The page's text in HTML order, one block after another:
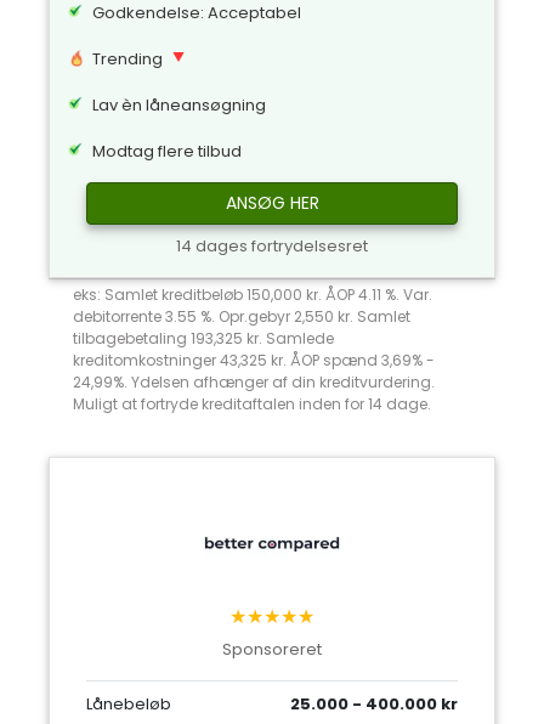
Godkendelse: Acceptabel
Trending
Lav èn låneansøgning
Modtag flere tilbud
ANSØG HER
14 dages fortrydelsesret
eks: Samlet kreditbeløb 150,000 kr. ÅOP 4.11 %. Var.
debitorrente 3.55 %. Opr.gebyr 2,550 kr. Samlet
tilbagebetaling 193,325 kr. Samlede
kreditomkostninger 43,325 kr. ÅOP spænd 3,69% -
24,99%. Ydelsen afhænger af din kreditvurdering.
Muligt at fortryde kreditaftalen inden for 14 dage.
★★★★★
Sponsoreret
Lånebeløb 25.000 - 400.000 kr